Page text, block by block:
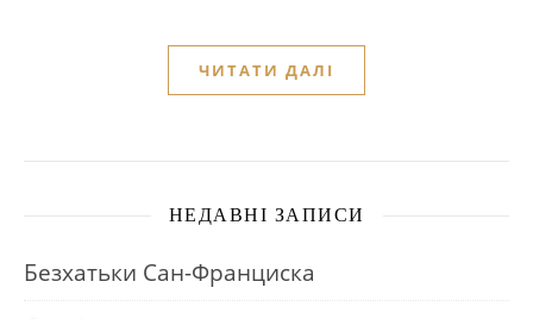
ЧИТАТИ ДАЛІ
НЕДАВНІ ЗАПИСИ
Безхатьки Сан-Франциска